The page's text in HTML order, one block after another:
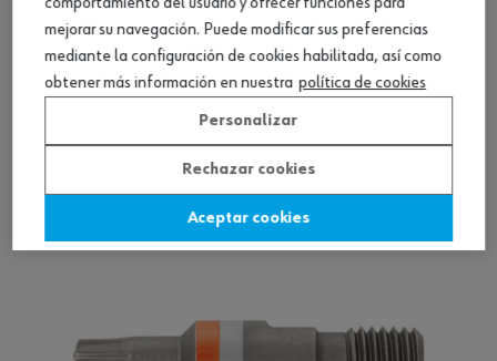
Punta RW UNF 10/32 pulgadas
Ver producto
mejorar su navegación. Puede modificar sus preferencias
mediante la configuración de cookies habilitada, así como
obtener más información en nuestra política de cookies
Personalizar
Rechazar cookies
Aceptar cookies